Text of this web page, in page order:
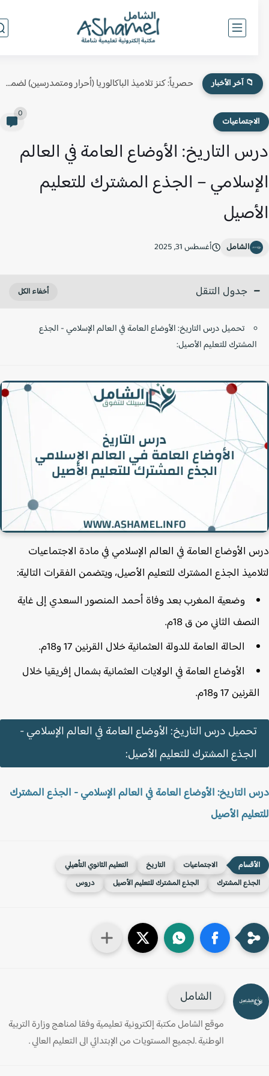
📁 آخر الأخبار حصرياً: كنز تلاميذ الباكالوريا (أحرار ومتمدرسين) لضمان النقطة الكاملة في...
التاريخ: الأوضاع العامة في العالم
– الجذع المشترك للتعليم
الشامل أغسطس 31, 2025
جدول التنقل
تحميل درس التاريخ: الأوضاع العامة في العالم الإسلامي - الجذع
المشترك للتعليم الأصيل:
الأوضاع العامة في العالم الإسلامي في مادة الاجتماعيات
الجذع المشترك للتعليم الأصيل، ويتضمن الفقرات التالية:
وضعية المغرب بعد وفاة أحمد المنصور السعدي إلى غاية
الثاني من ق 18م.
الحالة العامة للدولة العثمانية خلال القرنين 17 و18م.
الأوضاع العامة في الولايات العثمانية بشمال إفريقيا خلال
17 و18م.
تحميل درس التاريخ: الأوضاع العامة في العالم الإسلامي -
الجذع المشترك للتعليم الأصيل:
التاريخ: الأوضاع العامة في العالم الإسلامي - الجذع المشترك
الأصيل
الاجتماعيات التاريخ
التعليم الثانوي التأهيلي
المشترك
الجذع المشترك للتعليم الأصيل دروس
الشامل
موقع الشامل مكتبة إلكترونية تعليمية وفقا لمناهج وزارة التربية
الوطنية .لجميع المستويات من الإبتدائي الى التعليم العالي .